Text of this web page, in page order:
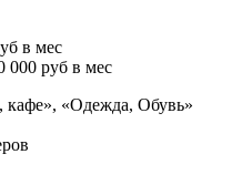
в мес
000 руб в мес
кафе», «Одежда, Обувь»